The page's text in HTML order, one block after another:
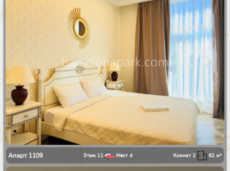
Апарт 1109 Этаж 11 Мест 4 Комнат2 62 м²